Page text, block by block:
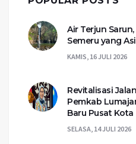
Air Terjun
Semeru yang
KAMIS, 16 JULI 2026
Revitalisasi
Pemkab
Baru Pusat Kota
SELASA, 14 JULI 2026